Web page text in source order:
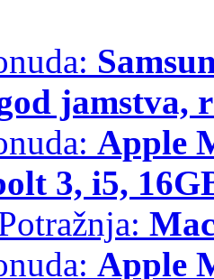
jamstva,
Apple
3, i5,
Apple